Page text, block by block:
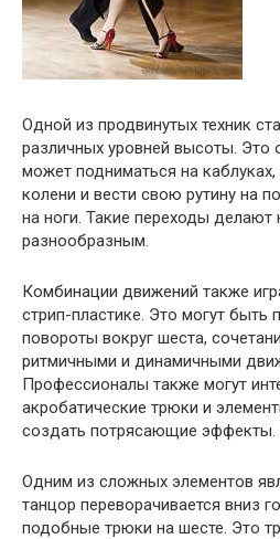
Одной из продвинутых техник
различных уровней высоты. Это
может подниматься на каблуках,
колени и вести свою рутину на
на ноги. Такие переходы делают
разнообразным.
Комбинации движений также
стрип-пластике. Это могут быть
повороты вокруг шеста,
ритмичными и динамичными
Профессионалы также могут
акробатические трюки и
создать потрясающие эффекты.
Одним из сложных элементов
танцор переворачивается вниз
подобные трюки на шесте. Это